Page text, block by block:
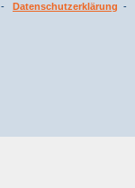
- Datenschutzerklärung -